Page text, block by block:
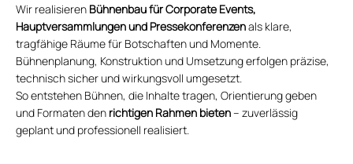
Wir realisieren Bühnenbau für Corporate Events,
Hauptversammlungen und Pressekonferenzenals klare,
tragfähige Räume für Botschaften und Momente.
Bühnenplanung, Konstruktion und Umsetzung erfolgen präzise,
technisch sicher und wirkungsvoll umgesetzt.
So entstehen Bühnen, die Inhalte tragen, Orientierung geben
und Formaten den richtigen Rahmen bieten– zuverlässig
geplant und professionell realisiert.